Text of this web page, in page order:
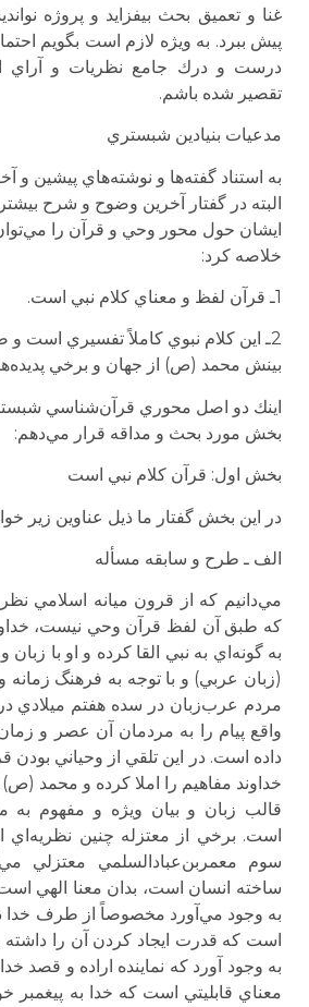
غنا و تعميق بحث بيفزايد و پروژه
پيش ببرد. به ويژه لازم است بگويم
درست و درك جامع نظريات و آراي
تقصير شده باشم.
مدعيات بنيادين شبستري
به استناد گفته‌ها و نوشته‌هاي پيشين و
البته در گفتار آخرين وضوح و شرح
ايشان حول محور وحي و قرآن را
خلاصه كرد:
1ـ قرآن لفظ و معناي كلام نبي است.
2ـ اين كلام نبوي كاملاً تفسيري است و
بينش محمد (ص) از جهان و برخي
اينك دو اصل محوري قرآن‌شناسي
بخش مورد بحث و مداقه قرار مي‌دهم:
بخش اول: قرآن كلام نبي است
در اين بخش گفتار ما ذيل عناوين زير
الف ـ طرح و سابقه مسأله
مي‌دانيم كه از قرون ميانه اسلامي
كه طبق آن لفظ قرآن وحي نيست،
به گونه‌اي به نبي القا كرده و او با
(زبان عربي) و با توجه به فرهنگ زمانه
مردم عرب‌زبان در سده هفتم ميلادي
واقع پيام را به مردمان آن عصر و
داده است. در اين تلقي از وحياني
خداوند مفاهيم را املا كرده و محمد (ص)
قالب زبان و بيان ويژه و مفهوم به
است. برخي از معتزله چنين نظريه‌اي
سوم معمربن‌عبادالسلمي معتزلي
ساخته انسان است، بدان معنا الهي است
به وجود مي‌آورد مخصوصاً از طرف خدا
است كه قدرت ايجاد كردن آن را داشته
به وجود آورد كه نماينده اراده و قصد
معناي قابليتي است كه خدا به پيغمبر